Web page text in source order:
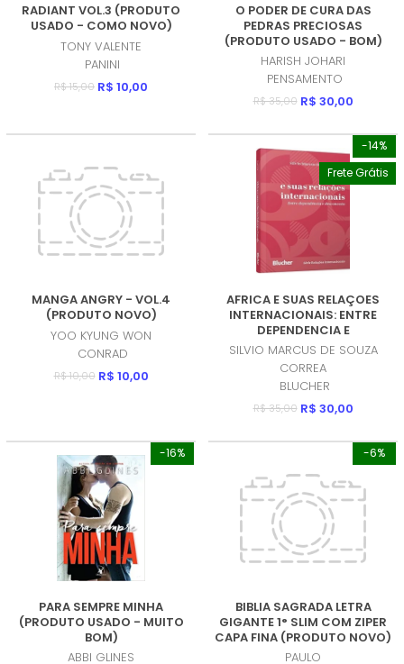
RADIANT VOL.3 (PRODUTO
USADO - COMO NOVO)
TONY VALENTE
PANINI
R$ 15,00 R$ 10,00
O PODER DE CURA DAS
PEDRAS PRECIOSAS
(PRODUTO USADO - BOM)
HARISH JOHARI
PENSAMENTO
R$ 35,00 R$ 30,00
MANGA ANGRY - VOL.4
(PRODUTO NOVO)
YOO KYUNG WON
CONRAD
R$ 10,00 R$ 10,00
-14%
Frete Grátis
AFRICA E SUAS RELAÇOES
INTERNACIONAIS: ENTRE
DEPENDENCIA E
DESCONEXAO (PRODUTO
NOVO)
SILVIO MARCUS DE SOUZA
CORREA
BLUCHER
R$ 35,00 R$ 30,00
-16%
PARA SEMPRE MINHA
(PRODUTO USADO - MUITO
BOM)
ABBI GLINES
-6%
BIBLIA SAGRADA LETRA
GIGANTE 1° SLIM COM ZIPER
CAPA FINA (PRODUTO NOVO)
PAULO